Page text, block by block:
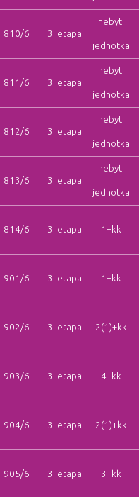
810/6 3. etapa
nebyt.
jednotka
811/6 3. etapa
nebyt.
jednotka
812/6 3. etapa
nebyt.
jednotka
813/6 3. etapa
nebyt.
jednotka
814/6 3. etapa 1+kk
901/6 3. etapa 1+kk
902/6 3. etapa 2(1)+kk
903/6 3. etapa 4+kk
904/6 3. etapa 2(1)+kk
905/6 3. etapa 3+kk